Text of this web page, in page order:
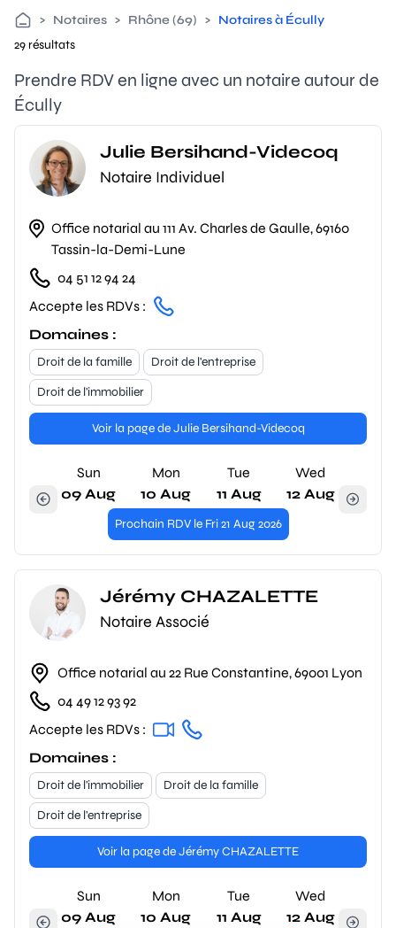
> Notaires > Rhône (69) > Notaires à Écully
29 résultats
Prendre RDV en ligne avec un notaire autour de
Écully
Julie Bersihand-Videcoq
Notaire Individuel
Office notarial au 111 Av. Charles de Gaulle, 69160
Tassin-la-Demi-Lune
04 51 12 94 24
Accepte les RDVs :
Domaines :
Droit de la famille
Droit de l'entreprise
Droit de l'immobilier
Voir la page de Julie Bersihand-Videcoq
Sun
09 Aug
Mon
10 Aug
Tue
11 Aug
Wed
12 Aug
Prochain RDV le Fri 21 Aug 2026
Jérémy CHAZALETTE
Notaire Associé
Office notarial au 22 Rue Constantine, 69001 Lyon
04 49 12 93 92
Accepte les RDVs :
Domaines :
Droit de l'immobilier
Droit de la famille
Droit de l'entreprise
Voir la page de Jérémy CHAZALETTE
Sun
09 Aug
Mon
10 Aug
Tue
11 Aug
Wed
12 Aug